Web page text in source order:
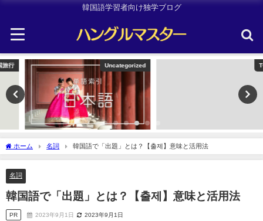
韓国語学習者向け独学ブログ
Uncategorized
ホーム 名詞 韓国語で「出題」とは？【출제】意味と活用法
名詞
韓国語で「出題」とは？【출제】意味と活用法
PR 2023年9月1日 2023年9月1日